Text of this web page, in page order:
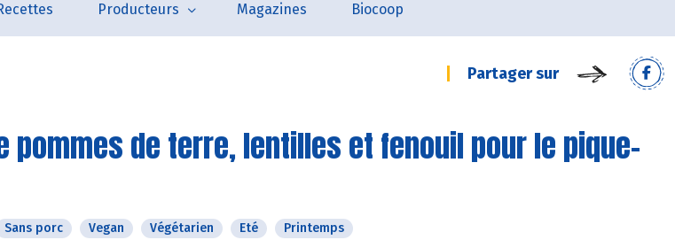
Producteurs Magazines Biocoop
Partager sur
pommes de terre, lentilles et fenouil pour le pique-
Sans porc Vegan Végétarien Eté Printemps